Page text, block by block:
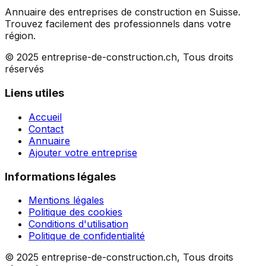
Annuaire des entreprises de construction en Suisse.
Trouvez facilement des professionnels dans votre
région.
© 2025 entreprise-de-construction.ch, Tous droits
réservés
Liens utiles
Accueil
Contact
Annuaire
Ajouter votre entreprise
Informations légales
Mentions légales
Politique des cookies
Conditions d'utilisation
Politique de confidentialité
© 2025 entreprise-de-construction.ch, Tous droits